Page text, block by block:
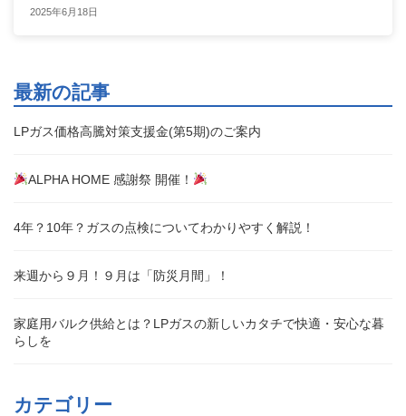
2025年6月18日
最新の記事
LPガス価格高騰対策支援金(第5期)のご案内
ALPHA HOME 感謝祭 開催！
4年？10年？ガスの点検についてわかりやすく解説！
来週から９月！９月は「防災月間」！
家庭用バルク供給とは？LPガスの新しいカタチで快適・安心な暮
らしを
カテゴリー